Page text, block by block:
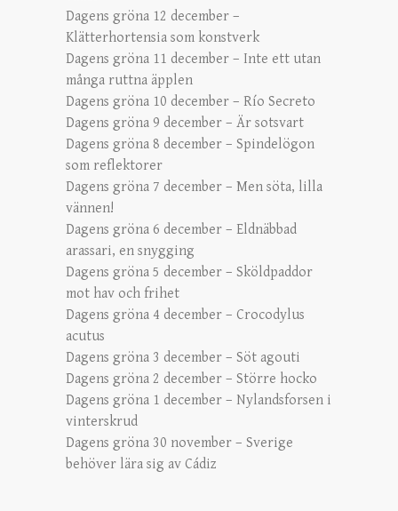
Dagens gröna 12 december –
Klätterhortensia som konstverk
Dagens gröna 11 december – Inte ett utan
många ruttna äpplen
Dagens gröna 10 december – Río Secreto
Dagens gröna 9 december – Är sotsvart
Dagens gröna 8 december – Spindelögon
som reflektorer
Dagens gröna 7 december – Men söta, lilla
vännen!
Dagens gröna 6 december – Eldnäbbad
arassari, en snygging
Dagens gröna 5 december – Sköldpaddor
mot hav och frihet
Dagens gröna 4 december – Crocodylus
acutus
Dagens gröna 3 december – Söt agouti
Dagens gröna 2 december – Större hocko
Dagens gröna 1 december – Nylandsforsen i
vinterskrud
Dagens gröna 30 november – Sverige
behöver lära sig av Cádiz